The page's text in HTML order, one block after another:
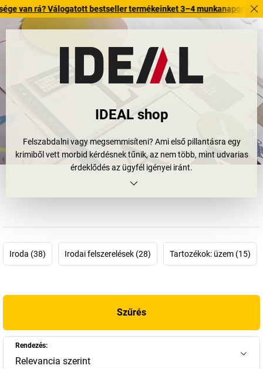
rá? Válogatott bestseller termékeinket 3–4 munkanapon belül
IDEAL shop
Felszabdalni vagy megsemmisíteni? Ami első pillantásra egy
krimiből vett morbid kérdésnek tűnik, az nem több, mint udvarias
érdeklődés az ügyfél igényei iránt.
Mert az IDEAL mindkettőre képes: felszabdalja, vagy
megsemmisíti a kívánt dokumentumokat. AzIDEAL
business iratmegsemmisítők edzett acélból készült vágóhengerrel
védik az Ön iratait. És ott gondoskodnak a diszkrécióról és az
találkozhatunk hengeres vágógépekkel, karos vágógépekkel és
valószínűleg azért lehetséges, mert a vágókések a legjobb
solingeni acélból készültek. Élesen vágják a fóliákat, terveket,
fotókat és plakátokat, kartonokat, hullámpapírt, vékony
Iroda (38) Irodai felszerelések (28) Tartozékok: üzem (15)
Szűrés
Rendezés:
Relevancia szerint